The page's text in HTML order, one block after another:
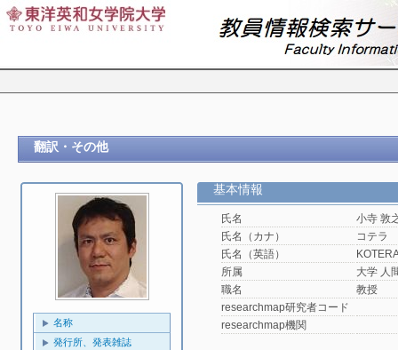
翻訳・その他
名称
発行所、発表雑誌
基本情報
氏名
小寺 敦
氏名（カナ）
コテラ
氏名（英語）
所属
大学 人
職名
教授
researchmap研究者コード
researchmap機関